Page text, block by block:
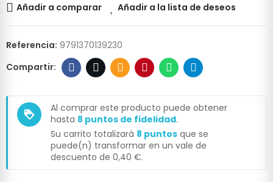
Añadir a comparar Añadir a la lista de deseos
Referencia: 9791370139230
loyalty
Al comprar este producto puede obtener
hasta 8 puntos de fidelidad.
Su carrito totalizará 8 puntos que se
puede(n) transformar en un vale de
descuento de 0,40 €.